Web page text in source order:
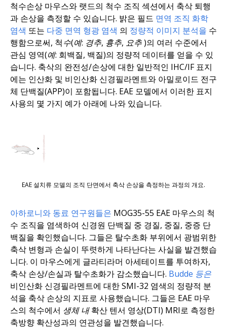
척수손상 마우스와 랫드의 척수 조직 섹션에서 축삭 퇴행
과 손상을 측정할 수 있습니다. 밝은 필드 면역 조직 화학
염색 또는 다중 면역 형광 염색 의 정량적 이미지 분석을 수
행함으로써, 척수(예: 경추, 흉추, 요추)의 여러 수준에서
관심 영역(예: 회백질, 백질)의 정량적 데이터를 얻을 수 있
습니다. 축삭의 완전성/손상에 대한 일반적인 IHC/IF 표지
에는 인산화 및 비인산화 신경필라멘트와 아밀로이드 전구
체 단백질(APP)이 포함됩니다. EAE 모델에서 이러한 표지
사용의 몇 가지 예가 아래에 나와 있습니다.
EAE 설치류 모델의 조직 단면에서 축삭 손상을 측정하는 과정의 개요.
아하로니와 동료 연구원들은 MOG35-55 EAE 마우스의 척
수 조직을 염색하여 신경원 단백질 중 경질, 중질, 중증 단
백질을 확인했습니다. 그들은 탈수초화 부위에서 광범위한
축삭 변형과 손실이 뚜렷하게 나타난다는 사실을 발견했습
니다. 이 마우스에게 글라티라머 아세테이트를 투여하자,
축삭 손상/손실과 탈수초화가 감소했습니다. Budde 등은
비인산화 신경필라멘트에 대한 SMI-32 염색의 정량적 분
석을 축삭 손상의 지표로 사용했습니다. 그들은 EAE 마우
스의 척수에서 생체 내확산 텐서 영상(DTI) MRI로 측정한
축방향 확산성과의 연관성을 발견했습니다.